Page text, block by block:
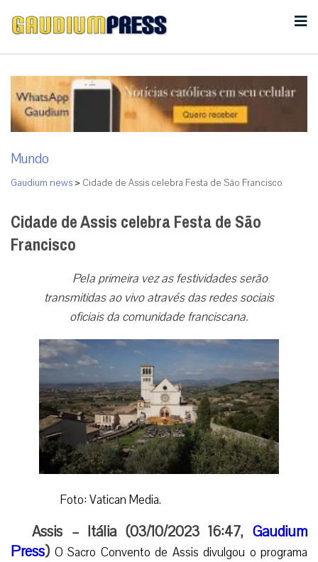
Mundo
Gaudium news > Cidade de Assis celebra Festa de São Francisco
Cidade de Assis celebra Festa de São
Francisco
Pela primeira vez as festividades serão
transmitidas ao vivo através das redes sociais
oficiais da comunidade franciscana.
Foto: Vatican Media.
Assis – Itália (03/10/2023 16:47, Gaudium
Press) O Sacro Convento de Assis divulgou o programa